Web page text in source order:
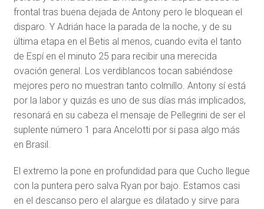
frontal tras buena dejada de Antony pero le bloquean el
disparo. Y Adrián hace la parada de la noche, y de su
última etapa en el Betis al menos, cuando evita el tanto
de Espí en el minuto 25 para recibir una merecida
ovación general. Los verdiblancos tocan sabiéndose
mejores pero no muestran tanto colmillo. Antony sí está
por la labor y quizás es uno de sus días más implicados,
resonará en su cabeza el mensaje de Pellegrini de ser el
suplente número 1 para Ancelotti por si pasa algo más
en Brasil.
El extremo la pone en profundidad para que Cucho llegue
con la puntera pero salva Ryan por bajo. Estamos casi
en el descanso pero el alargue es dilatado y sirve para